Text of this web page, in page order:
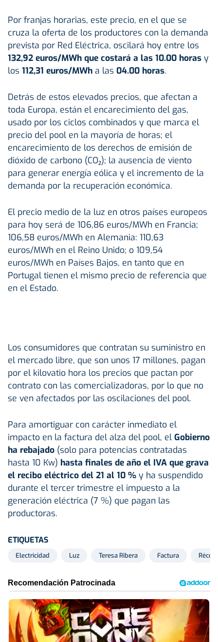
Por franjas horarias, este precio, en el que se
cruza la oferta de los productores con la demanda
prevista por Red Eléctrica, oscilará hoy entre los
132,92 euros/MWh que costará a las 10.00 horas y
los 112,31 euros/MWh a las 04.00 horas.
Detrás de estos elevados precios, que afectan a
toda Europa, están el encarecimiento del gas,
usado por los ciclos combinados y que marca el
precio del pool en la mayoría de horas; el
encarecimiento de los derechos de emisión de
dióxido de carbono (CO₂); la ausencia de viento
para generar energía eólica y el incremento de la
demanda por la recuperación económica.
El precio medio de la luz en otros países europeos
para hoy será de 106,86 euros/MWh en Francia;
106,58 euros/MWh en Alemania: 110,63
euros/MWh en el Reino Unido; o 109,54
euros/MWh en Países Bajos, en tanto que en
Portugal tienen el mismo precio de referencia que
en el Estado.
Los consumidores que contratan su suministro en
el mercado libre, que son unos 17 millones, pagan
por el kilovatio hora los precios que pactan por
contrato con las comercializadoras, por lo que no
se ven afectados por las oscilaciones del pool.
Para amortiguar con carácter inmediato el
impacto en la factura del alza del pool, el Gobierno
ha rebajado (solo para potencias contratadas
hasta 10 Kw) hasta finales de año el IVA que grava
el recibo eléctrico del 21 al 10 % y ha suspendido
durante el tercer trimestre el impuesto a la
generación eléctrica (7 %) que pagan las
productoras.
ETIQUETAS
Electricidad Luz Teresa Ribera Factura Récord